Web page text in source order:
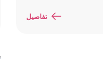
تفاصيل